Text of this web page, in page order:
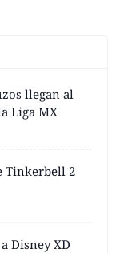
llegan al
Liga MX
Tinkerbell 2
Disney XD